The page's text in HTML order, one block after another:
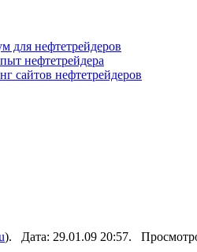
для нефтетрейдеров
нефтетрейдера
сайтов нефтетрейдеров
). Дата: 29.01.09 20:57.